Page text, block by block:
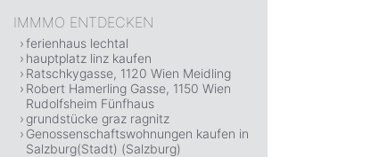
IMMMO ENTDECKEN
ferienhaus lechtal
hauptplatz linz kaufen
Ratschkygasse, 1120 Wien Meidling
Robert Hamerling Gasse, 1150 Wien
Rudolfsheim Fünfhaus
grundstücke graz ragnitz
Genossenschaftswohnungen kaufen in
Salzburg(Stadt) (Salzburg)